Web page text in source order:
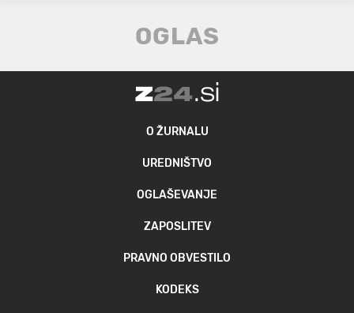
O ŽURNALU
UREDNIŠTVO
OGLAŠEVANJE
ZAPOSLITEV
PRAVNO OBVESTILO
KODEKS